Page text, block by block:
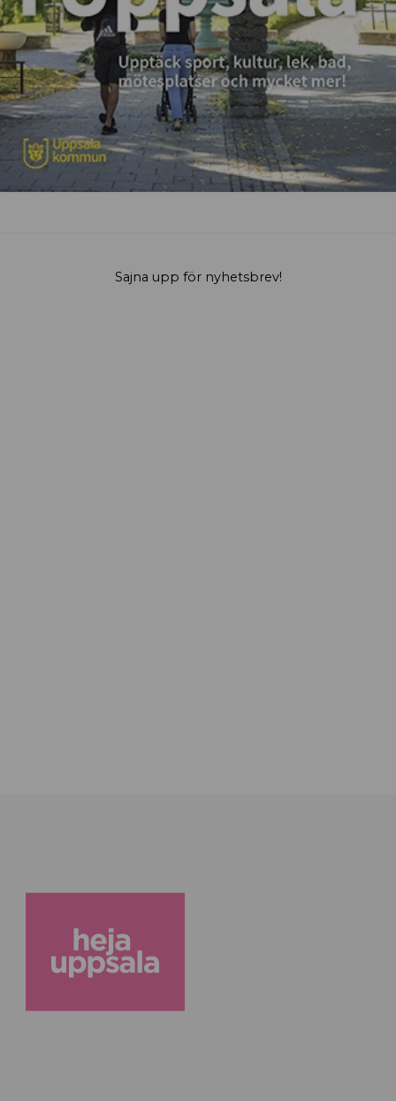
Sajna upp för nyhetsbrev!